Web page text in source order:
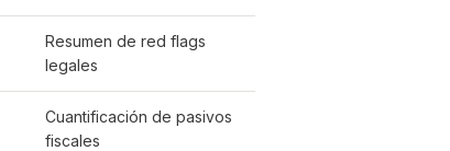
Resumen de red flags
legales
Cuantificación de pasivos
fiscales